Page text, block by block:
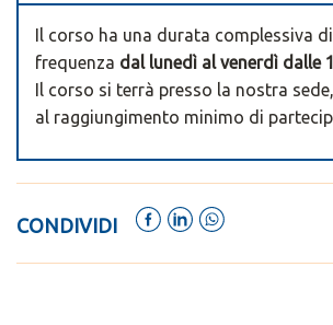
Il corso ha una durata complessiva di
frequenza dal lunedì al venerdì dalle
Il corso si terrà presso la nostra
al raggiungimento minimo di
CONDIVIDI